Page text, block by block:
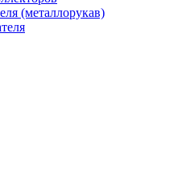
(металлорукав)